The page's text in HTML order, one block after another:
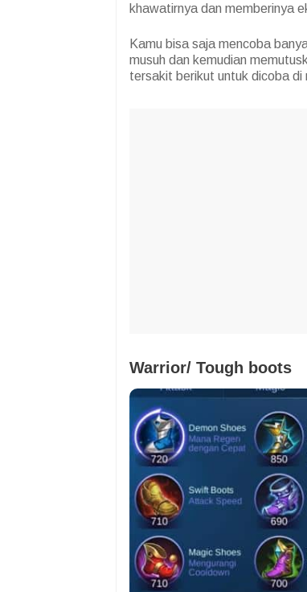
khawatirnya dan memberinya
Kamu bisa saja mencoba
musuh dan kemudian
tersakit berikut untuk dicoba di
Warrior/ Tough boots